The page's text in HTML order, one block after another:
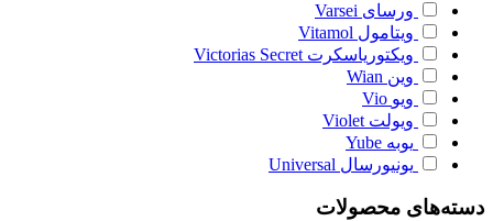
ورسای Varsei
ویتامول Vitamol
ویکتوریاسکرت Victorias Secret
وین Wian
ویو Vio
ویولت Violet
یوبه Yube
یونیورسال Universal
دسته‌های محصولات